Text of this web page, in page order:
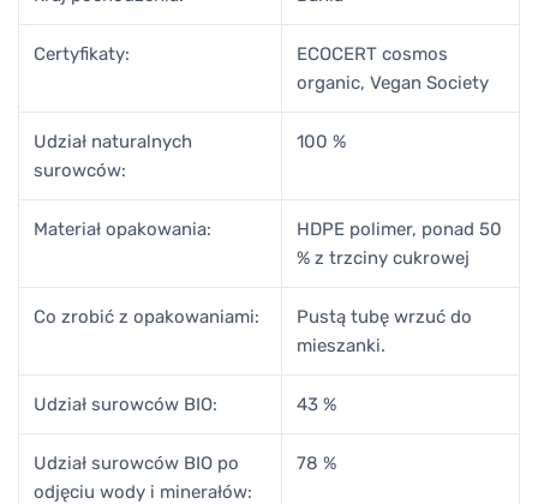
Certyfikaty:
ECOCERT cosmos
organic, Vegan Society
Udział naturalnych
surowców:
100 %
Materiał opakowania:
HDPE polimer, ponad 50
% z trzciny cukrowej
Co zrobić z opakowaniami:
Pustą tubę wrzuć do
mieszanki.
Udział surowców BIO: 43 %
Udział surowców BIO po
odjęciu wody i minerałów:
78 %